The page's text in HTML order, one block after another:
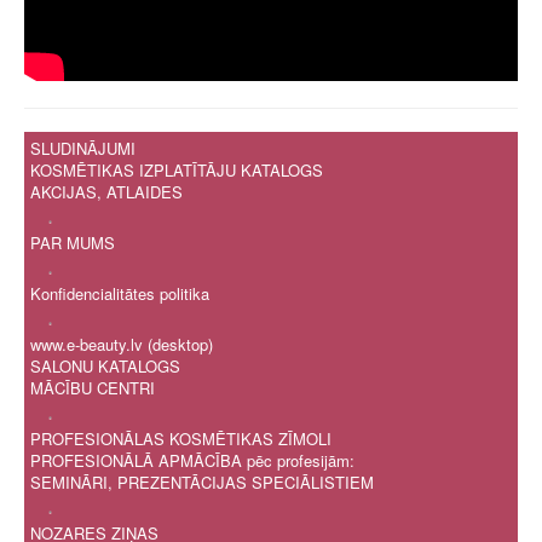
SLUDINĀJUMI
KOSMĒTIKAS IZPLATĪTĀJU KATALOGS
AKCIJAS, ATLAIDES
.
PAR MUMS
.
Konfidencialitātes politika
.
www.e-beauty.lv (desktop)
SALONU KATALOGS
MĀCĪBU CENTRI
.
PROFESIONĀLAS KOSMĒTIKAS ZĪMOLI
PROFESIONĀLĀ APMĀCĪBA pēc profesijām:
SEMINĀRI, PREZENTĀCIJAS SPECIĀLISTIEM
.
NOZARES ZIŅAS